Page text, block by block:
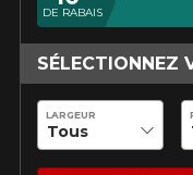
PROMOTIONS EN
véhicule pour une
garantie*.
LIVRAISON
Votre ensemble de
sera livré
Calculateur de décalage de
L'entretien de vos pneus
INFORMATIONS
Qui sommes-nous ?
DE RABAIS
SÉLECTIONNEZ
LARGEUR
Votre véhicule
Année